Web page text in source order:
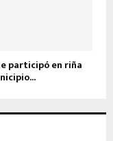
participó en riña